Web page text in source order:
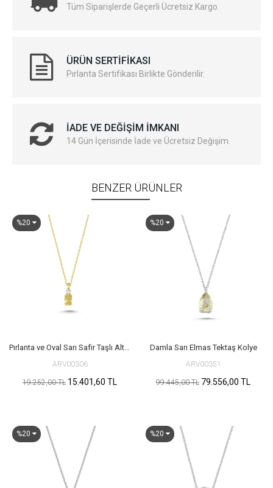
Tüm Siparişlerde Geçerli Ücretsiz Kargo.
ÜRÜN SERTIFIKASI
Pırlanta Sertifikası Birlikte Gönderilir.
İADE VE DEĞIŞIM İMKANI
14 Gün İçerisinde İade ve Ücretsiz Değişim.
BENZER ÜRÜNLER
%20
Pırlanta ve Oval Sarı Safir Taşlı Altın Kolye
ARV00306
19.252,00 TL 15.401,60 TL
%20
Damla Sarı Elmas Tektaş Kolye
ARV00351
99.445,00 TL 79.556,00 TL
%20 %20